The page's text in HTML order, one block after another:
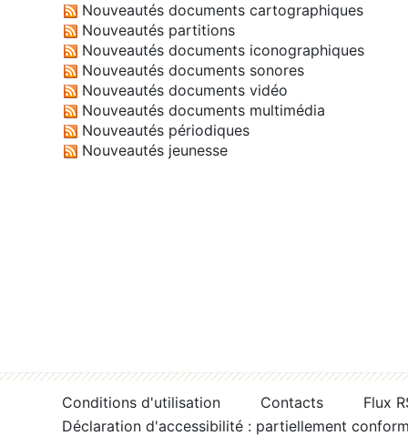
Nouveautés documents cartographiques
Nouveautés partitions
Nouveautés documents iconographiques
Nouveautés documents sonores
Nouveautés documents vidéo
Nouveautés documents multimédia
Nouveautés périodiques
Nouveautés jeunesse
Conditions d'utilisation Contacts
Flux
Déclaration d'accessibilité : partiellement